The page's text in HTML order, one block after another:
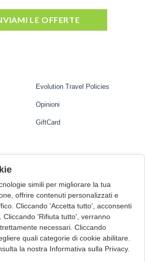
LE OFFERTE
Evolution Travel Policies
Opinioni
GiftCard
Business Centre, Mdina Road
MTA) Licence: TRA/T/69
simili per migliorare la tua
offrire contenuti personalizzati e
Cliccando 'Accetta tutto', acconsenti
Cliccando 'Rifiuta tutto', verranno
necessari. Cliccando
quali categorie di cookie abilitare.
la nostra Informativa sulla Privacy.